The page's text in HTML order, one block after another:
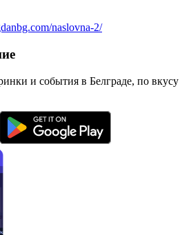
naslovna-2/
и события в Белграде, по вкусу